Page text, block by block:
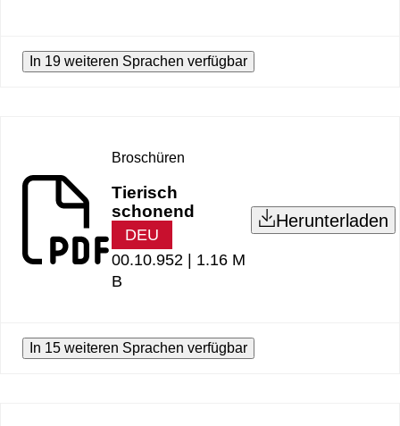
In 19 weiteren Sprachen verfügbar
Broschüren
Tierisch
schonend
DEU
00.10.952 | 1.16 M
B
Herunterladen
In 15 weiteren Sprachen verfügbar